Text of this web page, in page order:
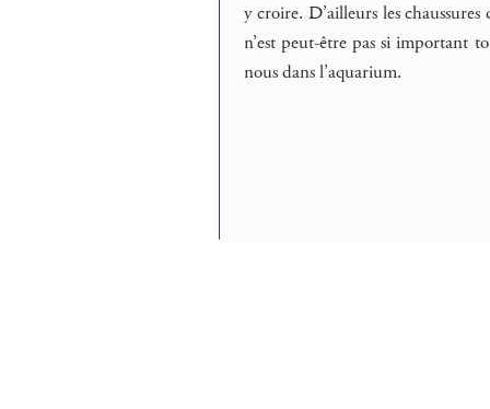
y croire. D’ailleurs les
n’est peut-être pas si important
nous dans l’aquarium.